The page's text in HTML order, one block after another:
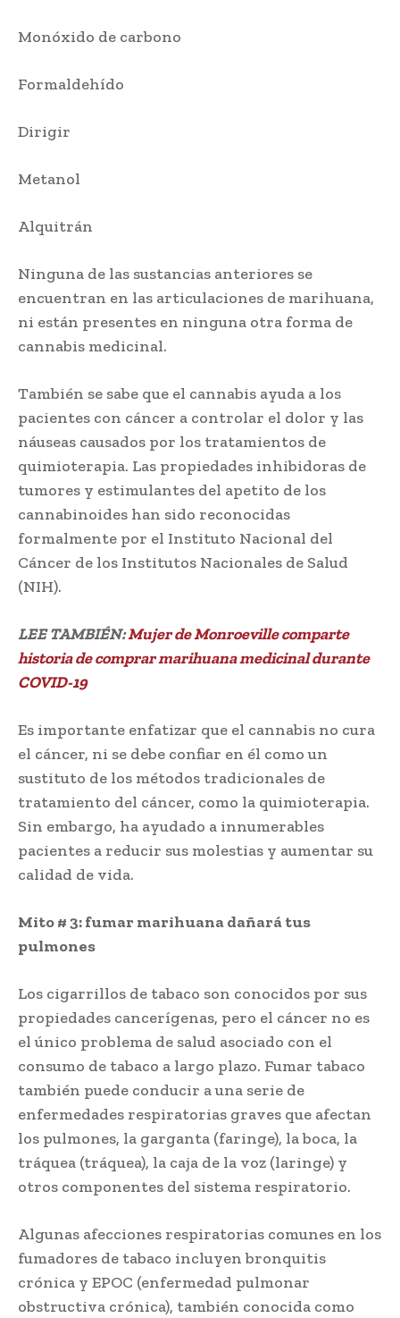
Monóxido de carbono
Formaldehído
Dirigir
Metanol
Alquitrán
Ninguna de las sustancias anteriores se
encuentran en las articulaciones de marihuana,
ni están presentes en ninguna otra forma de
cannabis medicinal.
También se sabe que el cannabis ayuda a los
pacientes con cáncer a controlar el dolor y las
náuseas causados ​​por los tratamientos de
quimioterapia. Las propiedades inhibidoras de
tumores y estimulantes del apetito de los
cannabinoides han sido reconocidas
formalmente por el Instituto Nacional del
Cáncer de los Institutos Nacionales de Salud
(NIH).
LEE TAMBIÉN:Mujer de Monroeville comparte
historia de comprar marihuana medicinal durante
COVID-19
Es importante enfatizar que el cannabis no cura
el cáncer, ni se debe confiar en él como un
sustituto de los métodos tradicionales de
tratamiento del cáncer, como la quimioterapia.
Sin embargo, ha ayudado a innumerables
pacientes a reducir sus molestias y aumentar su
calidad de vida.
Mito # 3: fumar marihuana dañará tus
pulmones
Los cigarrillos de tabaco son conocidos por sus
propiedades cancerígenas, pero el cáncer no es
el único problema de salud asociado con el
consumo de tabaco a largo plazo. Fumar tabaco
también puede conducir a una serie de
enfermedades respiratorias graves que afectan
los pulmones, la garganta (faringe), la boca, la
tráquea (tráquea), la caja de la voz (laringe) y
otros componentes del sistema respiratorio.
Algunas afecciones respiratorias comunes en los
fumadores de tabaco incluyen bronquitis
crónica y EPOC (enfermedad pulmonar
obstructiva crónica), también conocida como